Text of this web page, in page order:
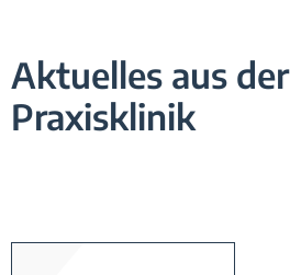
Aktuelles aus der
Praxisklinik